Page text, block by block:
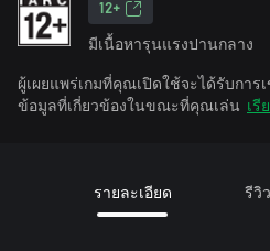
12+
มีเนื้อหารุนแรงปานกลาง
ผู้เผยแพร่เกมที่คุณเปิดใช้จะได้รับการ
ข้อมูลที่เกี่ยวข้องในขณะที่คุณเล่น เรี
รายละเอียด รีวิว